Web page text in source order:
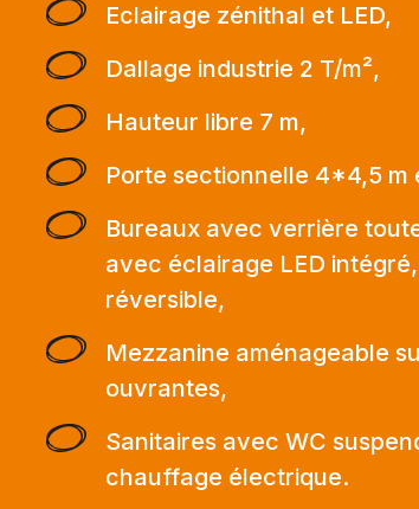
Eclairage zénithal et LED,
Dallage industrie 2 T/m²,
Hauteur libre 7 m,
Porte sectionnelle 4*4,5 m
Bureaux avec verrière
avec éclairage LED
réversible,
Mezzanine aménageable
ouvrantes,
Sanitaires avec WC
chauffage électrique.